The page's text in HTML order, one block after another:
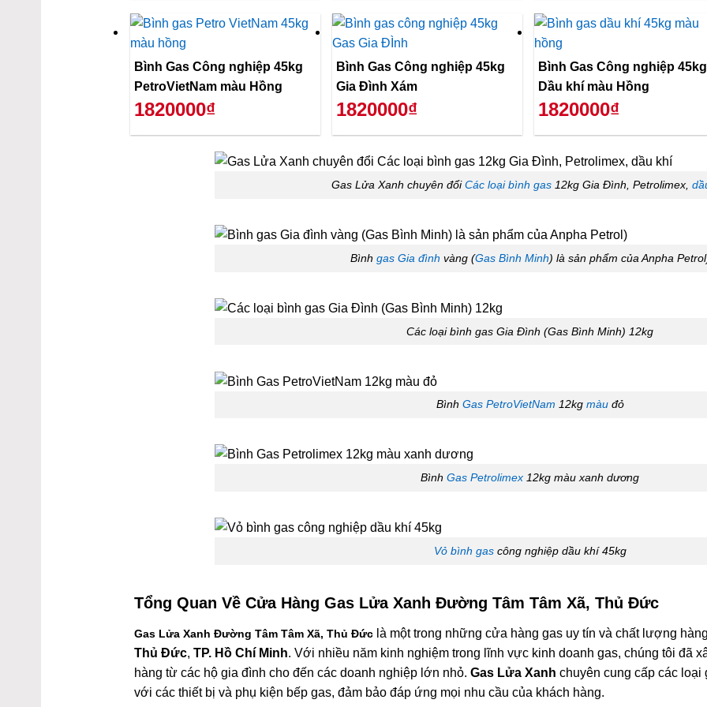
Bình Gas Công nghiệp 45kg
PetroVietNam màu Hồng
1820000₫
Bình Gas Công nghiệp 45kg
Gia Đình Xám
1820000₫
Bình Gas Công nghiệp 45kg
Dầu khí màu Hồng
1820000₫
Gas Lửa Xanh chuyên đổiCác loại bình gas12kg Gia Đình, Petrolimex,
Bình gas Gia đình vàng (Gas Bình Minh) là sản phẩm của Anpha
Các loại bình gas Gia Đình (Gas Bình Minh) 12kg
Bình Gas PetroVietNam 12kg màuđỏ
BìnhGas Petrolimex 12kg màu xanh dương
Vỏ bình gascông nghiệp dầu khí 45kg
Tổng Quan VềCửa Hàng Gas Lửa Xanh Đường Tâm Tâm Xã, Thủ Đức
Gas Lửa Xanh Đường Tâm Tâm Xã, Thủ Đức là một trong những cửa hàng gas uy tín và chất lượng
Thủ Đức,TP. Hồ Chí Minh. Với nhiều năm kinh nghiệm trong lĩnh vực kinh doanh gas, chúng tôi đã
hàng từ các hộ gia đình cho đến các doanh nghiệp lớn nhỏ.Gas Lửa Xanh chuyên cung cấp các loại
với các thiết bị và phụ kiện bếp gas, đảm bảo đáp ứng mọi nhu cầu của khách hàng.